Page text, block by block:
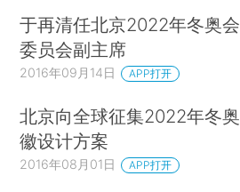
于再清任北京2022年冬奥
委员会副主席
2016年09月14日 APP打开
北京向全球征集2022年冬
徽设计方案
2016年08月01日 APP打开